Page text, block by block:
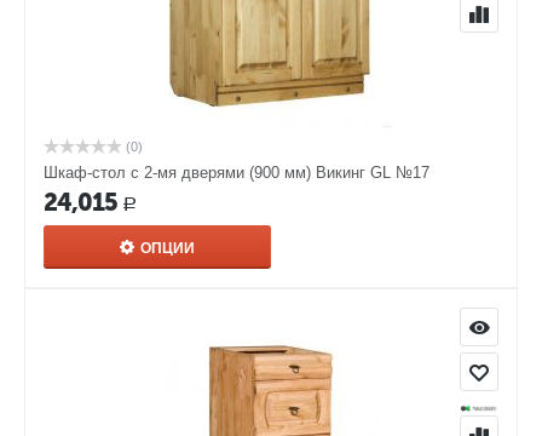
(0)
Шкаф-стол с 2-мя дверями (900 мм) Викинг GL №17
24,015 Р
ОПЦИИ